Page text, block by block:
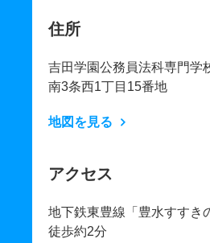
住所
吉田学園公務員法科専門学
南3条西1丁目15番地
地図を見る
アクセス
地下鉄東豊線「豊水すすき
徒歩約2分